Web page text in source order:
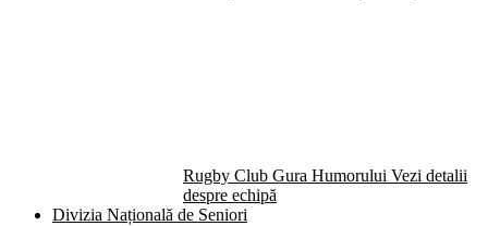
Rugby Club Gura Humorului Vezi detalii
despre echipă
Divizia Națională de Seniori